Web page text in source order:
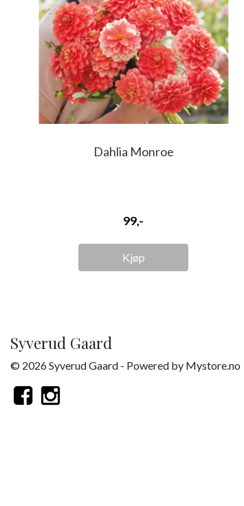
Dahlia Monroe
99,-
Kjøp
Syverud Gaard
© 2026 Syverud Gaard - Powered by Mystore.no